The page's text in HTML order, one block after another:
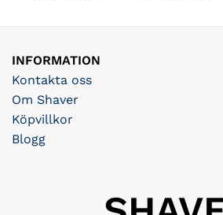
INFORMATION
Kontakta oss
Om Shaver
Köpvillkor
Blogg